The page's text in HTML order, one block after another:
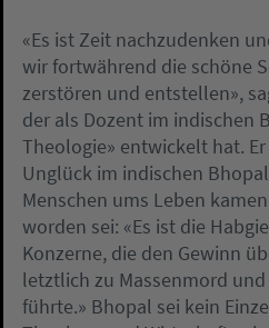
«Es ist Zeit nachzudenken
wir fortwährend die schöne
zerstören und entstellen»,
der als Dozent im indischen
Theologie» entwickelt hat.
Unglück im indischen
Menschen ums Leben
worden sei: «Es ist die
Konzerne, die den Gewinn
letztlich zu Massenmord
führte.» Bhopal sei kein